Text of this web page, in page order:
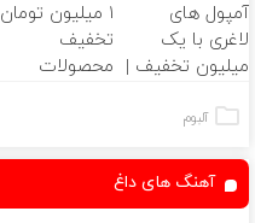
کننده خانگی
نزدیکت
آمپول های
لاغری با یک
میلیون تخفیف |
های معتبر
۱ میلیون تومان
تخفیف
محصولات
آلبوم
آهنگ های داغ